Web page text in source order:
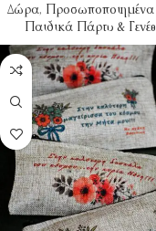
Δώρα,
Παιδικά Πάρτυ &